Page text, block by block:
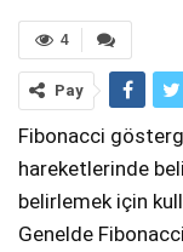
4
Pay
Fibonacci
hareketlerinde
belirlemek için
Genelde